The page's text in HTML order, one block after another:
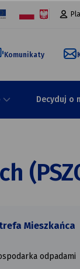
Komunikaty
Decyduj o
Mieszkańca
odpadami